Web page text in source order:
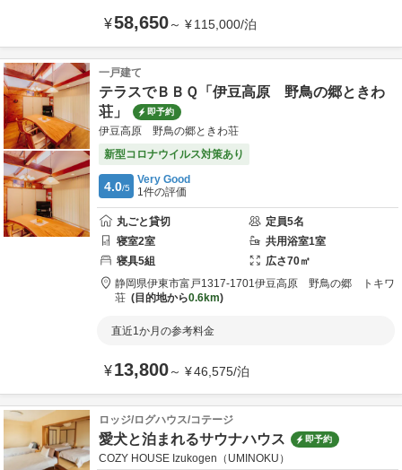
¥58,650～ ¥115,000/泊
一戸建て
テラスでＢＢＱ「伊豆高原 野鳥の郷ときわ
荘」
即予約
伊豆高原 野鳥の郷ときわ荘
新型コロナウイルス対策あり
4.0/5
Very Good
1件の評価
丸ごと貸切 定員5名
寝室2室 共用浴室1室
寝具5組 広さ70㎡
静岡県伊東市富戸1317-1701伊豆高原 野鳥の郷 トキワ
荘
目的地から0.6km
直近1か月の参考料金
¥13,800～ ¥46,575/泊
ロッジ/ログハウス/コテージ
愛犬と泊まれるサウナハウス 即予約
COZY HOUSE Izukogen（UMINOKU）